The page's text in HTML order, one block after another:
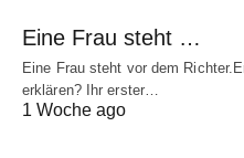
Eine Frau steht …
Eine Frau steht vor dem
erklären? Ihr erster…
1 Woche ago